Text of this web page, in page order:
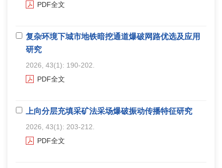
PDF全文
复杂环境下城市地铁暗挖通道爆破网路优选及应用
研究
2026, 43(1): 190-202.
PDF全文
上向分层充填采矿法采场爆破振动传播特征研究
2026, 43(1): 203-212.
PDF全文